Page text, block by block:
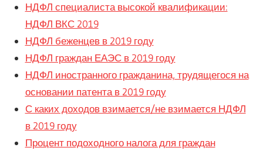
НДФЛ специалиста высокой квалификации:
НДФЛ ВКС 2019
НДФЛ беженцев в 2019 году
НДФЛ граждан ЕАЭС в 2019 году
НДФЛ иностранного гражданина, трудящегося на
основании патента в 2019 году
С каких доходов взимается/не взимается НДФЛ
в 2019 году
Процент подоходного налога для граждан